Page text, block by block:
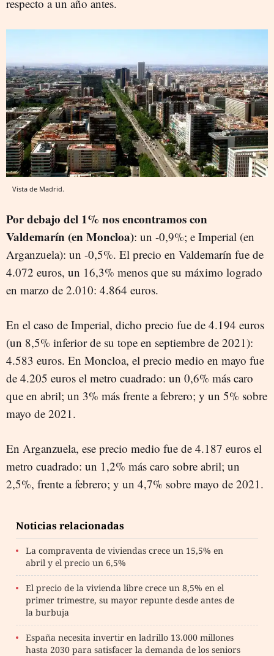
respecto a un año antes.
Vista de Madrid.
Por debajo del 1% nos encontramos con
Valdemarín (en Moncloa): un -0,9%; e Imperial (en
Arganzuela): un -0,5%. El precio en Valdemarín fue de
4.072 euros, un 16,3% menos que su máximo logrado
en marzo de 2.010: 4.864 euros.
En el caso de Imperial, dicho precio fue de 4.194 euros
(un 8,5% inferior de su tope en septiembre de 2021):
4.583 euros. En Moncloa, el precio medio en mayo fue
de 4.205 euros el metro cuadrado: un 0,6% más caro
que en abril; un 3% más frente a febrero; y un 5% sobre
mayo de 2021.
En Arganzuela, ese precio medio fue de 4.187 euros el
metro cuadrado: un 1,2% más caro sobre abril; un
2,5%, frente a febrero; y un 4,7% sobre mayo de 2021.
Noticias relacionadas
La compraventa de viviendas crece un 15,5% en
abril y el precio un 6,5%
El precio de la vivienda libre crece un 8,5% en el
primer trimestre, su mayor repunte desde antes de
la burbuja
España necesita invertir en ladrillo 13.000 millones
hasta 2030 para satisfacer la demanda de los seniors